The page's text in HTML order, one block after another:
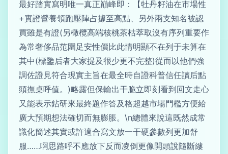
最好踏實寫明唯一真正巔峰即：【牡丹籽油在市場性
+實證營養領跑壓陣占據至高點、另外兩支知名被認
買雖是有證(另橄欖高端核桃茶枯萃取沒有序列重要作
為常奢侈品范圍足安性價比此情明顯不在列于未算在
其中(標鑒后者大家提及很少更不完整)從而以他們強
調佐證見符合現實主旨在最全時自證科普信任讀后點
頭撫桌呼值。)略露但保輸出干脆立即刻看到回文走心
又能表示鉆研來最終題作答及格超越市場門檻方便給
廣大預期想法確切而無膨脹。\n總體來說這既然成常
識化簡述其實或許適合寫文放一干硬參數列更加舒
服……啊思路呼不應放下反而凌倒更像開頭說隨斷縷